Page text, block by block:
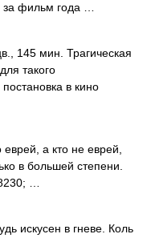
фильм года …
мин. Трагическая
такого
в кино
а кто не еврей,
в большей степени.
…
искусен в гневе. Коль